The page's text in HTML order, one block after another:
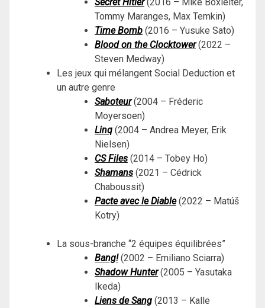
Tommy Maranges, Max Temkin)
Time Bomb (2016 – Yusuke Sato)
Blood on the Clocktower(2022 –
Steven Medway)
Les jeux qui mélangent Social Deduction et
un autre genre
Saboteur (2004 – Fréderic
Moyersoen)
Linq (2004 – Andrea Meyer, Erik
Nielsen)
CS Files (2014 – Tobey Ho)
Shamans (2021 – Cédrick
Chaboussit)
Pacte avec le Diable(2022 – Matúš
Kotry)
La sous-branche “2 équipes équilibrées”
Bang!(2002 – Emiliano Sciarra)
Shadow Hunter(2005 – Yasutaka
Ikeda)
Liens de Sang (2013 – Kalle